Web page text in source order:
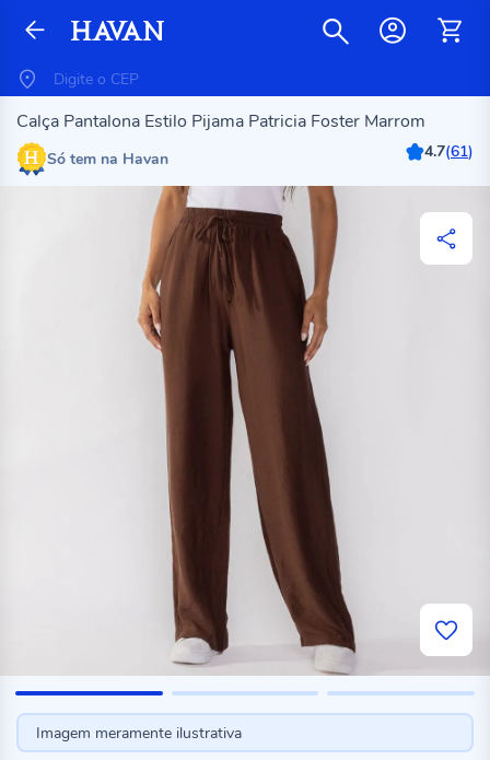
Calça Pantalona Estilo Pijama Patricia Foster Marrom
Só tem na Havan 4.7(61)
Imagem meramente ilustrativa